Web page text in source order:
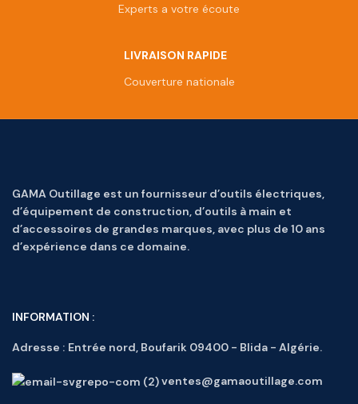
Experts a votre écoute
LIVRAISON RAPIDE
Couverture nationale
GAMA Outillage est un fournisseur d’outils électriques,
d’équipement de construction, d’outils à main et
d’accessoires de grandes marques, avec plus de 10 ans
d’expérience dans ce domaine.
INFORMATION :
Adresse : Entrée nord, Boufarik 09400 - Blida - Algérie.
ventes@gamaoutillage.com